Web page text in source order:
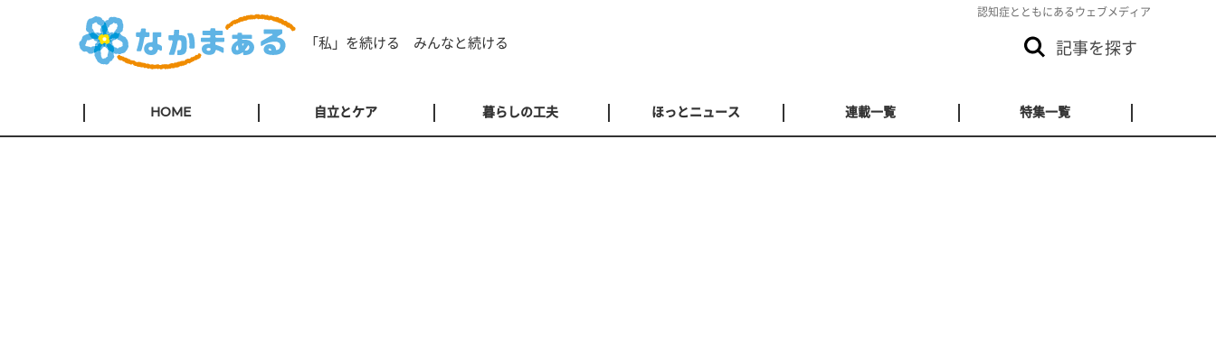
認知症とともにあるウェブメディア
「私」を続ける みんなと続ける 記事を探す
HOME 自立とケア 暮らしの工夫 ほっとニュース 連載一覧 特集一覧